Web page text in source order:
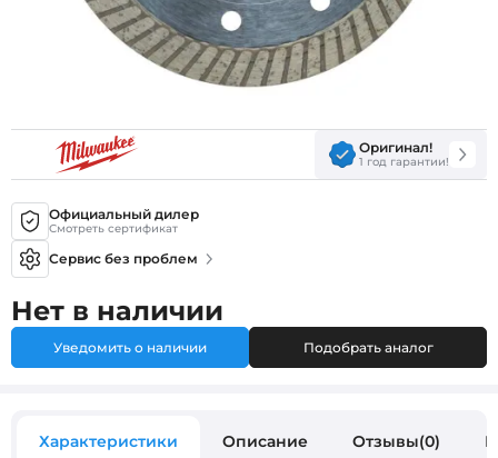
Оригинал!
1 год гарантии!
Официальный дилер
Смотреть сертификат
Сервис без проблем
Нет в наличии
Уведомить о наличии Подобрать аналог
Характеристики Описание Отзывы(0)